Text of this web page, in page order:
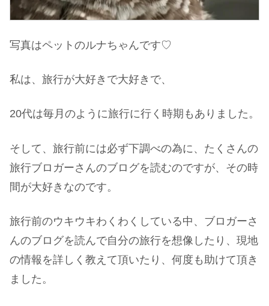
写真はペットのルナちゃんです♡
私は、旅行が大好きで大好きで、
20代は毎月のように旅行に行く時期もありました。
そして、旅行前には必ず下調べの為に、たくさんの
旅行ブロガーさんのブログを読むのですが、その時
間が大好きなのです。
旅行前のウキウキわくわくしている中、ブロガーさ
んのブログを読んで自分の旅行を想像したり、現地
の情報を詳しく教えて頂いたり、何度も助けて頂き
ました。